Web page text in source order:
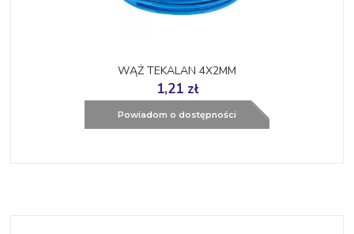
WĄŻ TEKALAN 4X2MM
1,21 zł
Powiadom o dostępności